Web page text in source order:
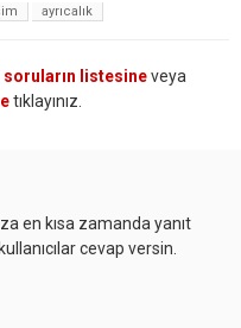
ayrıcalık
soruların listesineveya
tıklayınız.
en kısa zamanda yanıt
cevap versin.